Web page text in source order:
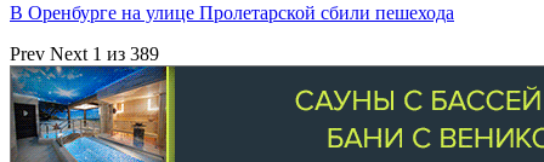
В Оренбурге на улице Пролетарской сбили пешехода
Prev Next 1 из 389